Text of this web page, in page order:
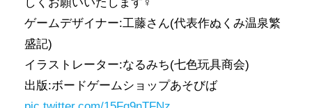
ゲームデザイナー:工藤さん(代表作ぬくみ温泉繁
盛記)
イラストレーター:なるみち(七色玩具商会)
出版:ボードゲームショップあそびば